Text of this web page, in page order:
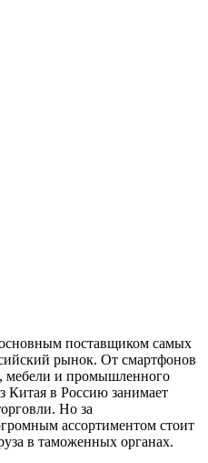
поставщиком самых
рынок. От смартфонов
мебели и промышленного
Китая в Россию занимает
Но за
ассортиментом стоит
в таможенных органах.